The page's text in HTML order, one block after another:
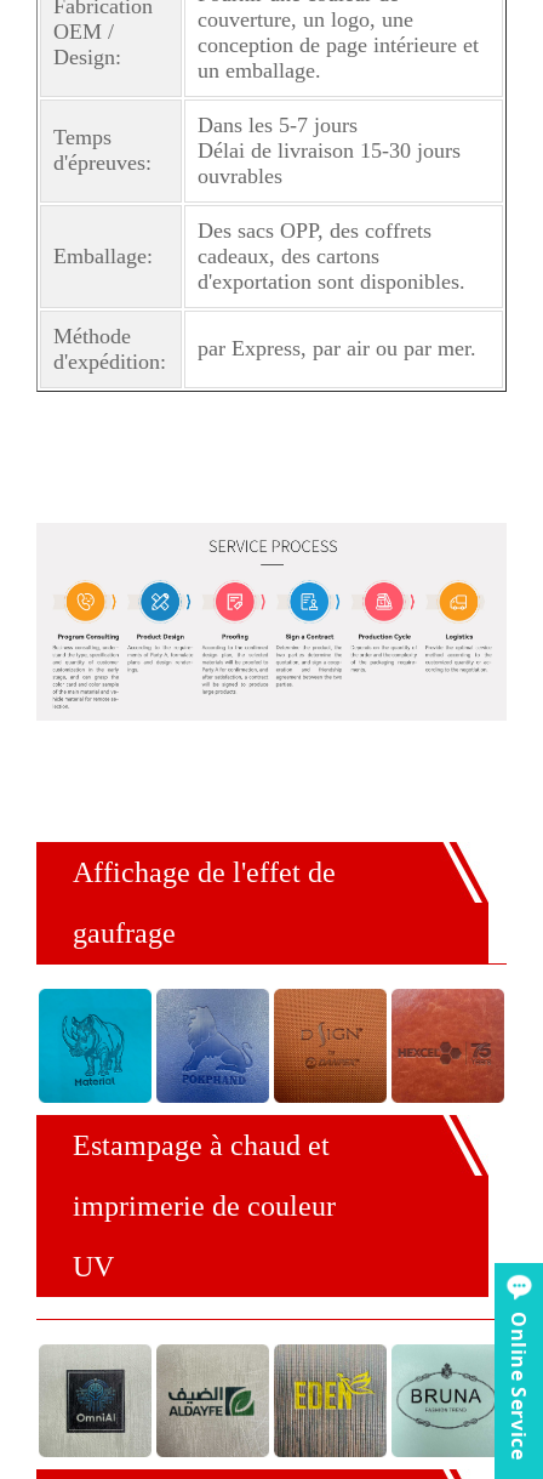
Fabrication
OEM /
Design:
couverture, un logo, une
conception de page intérieure et
un emballage.
Temps
d'épreuves:
Dans les 5-7 jours
Délai de livraison 15-30 jours
ouvrables
Emballage:
Des sacs OPP, des coffrets
cadeaux, des cartons
d'exportation sont disponibles.
Méthode
d'expédition:
par Express, par air ou par mer.
Affichage de l'effet de
gaufrage
Estampage à chaud et
imprimerie de couleur
UV
Online Service